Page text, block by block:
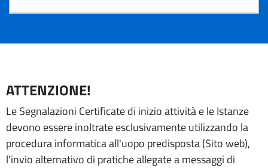
ATTENZIONE!
Le Segnalazioni Certificate di inizio attività e le Istanze
devono essere inoltrate esclusivamente utilizzando la
procedura informatica all'uopo predisposta (Sito web),
l'invio alternativo di pratiche allegate a messaggi di